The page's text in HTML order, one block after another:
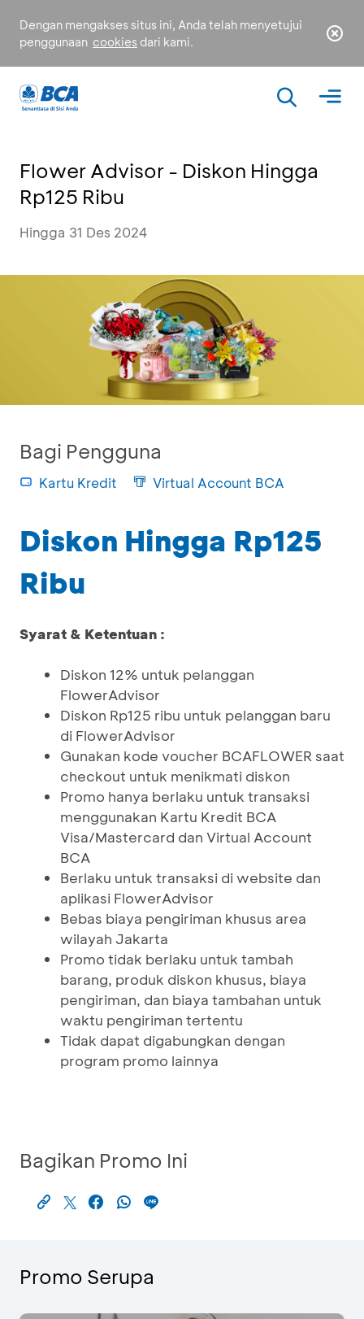
Dengan mengakses situs ini, Anda telah menyetujui
penggunaan cookies dari kami.
Flower Advisor - Diskon Hingga
Rp125 Ribu
Hingga 31 Des 2024
Bagi Pengguna
Kartu Kredit Virtual Account BCA
Diskon Hingga Rp125
Ribu
Syarat & Ketentuan :
Diskon 12% untuk pelanggan
FlowerAdvisor
Diskon Rp125 ribu untuk pelanggan baru
di FlowerAdvisor
Gunakan kode voucher BCAFLOWER saat
checkout untuk menikmati diskon
Promo hanya berlaku untuk transaksi
menggunakan Kartu Kredit BCA
Visa/Mastercard dan Virtual Account
BCA
Berlaku untuk transaksi di website dan
aplikasi FlowerAdvisor
Bebas biaya pengiriman khusus area
wilayah Jakarta
Promo tidak berlaku untuk tambah
barang, produk diskon khusus, biaya
pengiriman, dan biaya tambahan untuk
waktu pengiriman tertentu
Tidak dapat digabungkan dengan
program promo lainnya
Bagikan Promo Ini
Promo Serupa